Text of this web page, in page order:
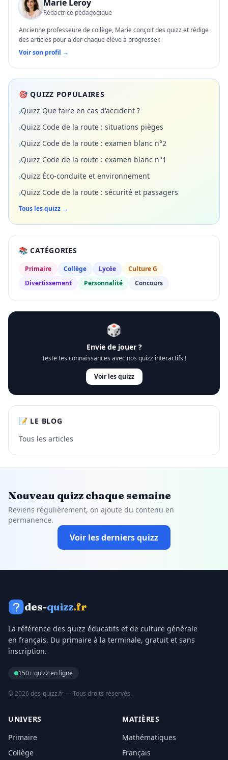
Marie Leroy
Rédactrice pédagogique
Ancienne professeure de collège, Marie conçoit des quizz et rédige
des articles pour aider chaque élève à progresser.
Voir son profil →
🎯 QUIZZ POPULAIRES
›Quizz Que faire en cas d'accident ?
›Quizz Code de la route : situations pièges
›Quizz Code de la route : examen blanc n°2
›Quizz Code de la route : examen blanc n°1
›Quizz Éco-conduite et environnement
›Quizz Code de la route : sécurité et passagers
Tous les quizz →
📚 CATÉGORIES
Primaire Collège Lycée
Culture G
Divertissement
Personnalité Concours
🎲
Envie de jouer ?
Teste tes connaissances avec nos quizz interactifs !
Voir les quizz
📝 LE BLOG
Tous les articles
Nouveau quizz chaque semaine
Reviens régulièrement, on ajoute du contenu en
permanence.
Voir les derniers quizz
des-quizz.fr
La référence des quizz éducatifs et de culture générale
en français. Du primaire à la terminale, gratuit et sans
inscription.
150+ quizz en ligne
© 2026 des-quizz.fr — Tous droits réservés.
UNIVERS
Primaire
Collège
MATIÈRES
Mathématiques
Français